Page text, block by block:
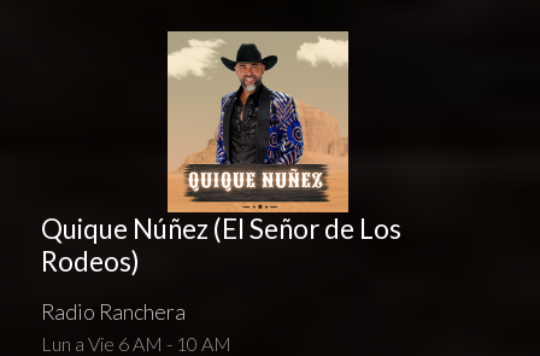
Quique Núñez (El Señor de Los
Rodeos)
Radio Ranchera
Lun a Vie 6 AM - 10 AM